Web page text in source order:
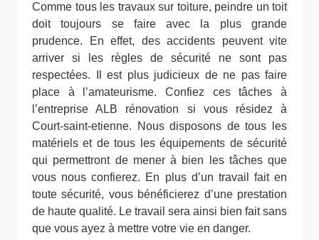
Comme tous les travaux sur toiture, peindre un toit
doit toujours se faire avec la plus grande
prudence. En effet, des accidents peuvent vite
arriver si les règles de sécurité ne sont pas
respectées. Il est plus judicieux de ne pas faire
place à l’amateurisme. Confiez ces tâches à
l’entreprise ALB rénovation si vous résidez à
Court-saint-etienne. Nous disposons de tous les
matériels et de tous les équipements de sécurité
qui permettront de mener à bien les tâches que
vous nous confierez. En plus d’un travail fait en
toute sécurité, vous bénéficierez d’une prestation
de haute qualité. Le travail sera ainsi bien fait sans
que vous ayez à mettre votre vie en danger.